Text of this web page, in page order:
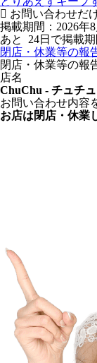
お問い合わせだ
掲載期間：2026年
あと 24日で掲載
閉店・休業等の報
閉店・休業等の報
店名
ChuChu - チュチュ
お問い合わせ内容
お店は閉店・休業